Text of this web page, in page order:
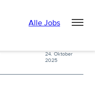
Alle Jobs
24. Oktober
2025